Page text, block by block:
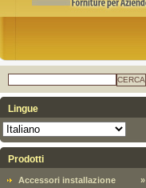
CERCA
Lingue
Prodotti
Accessori installazione »